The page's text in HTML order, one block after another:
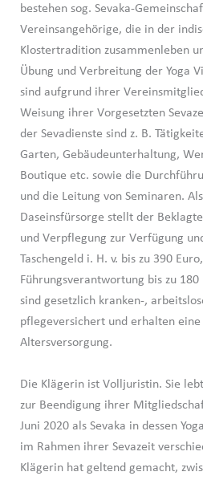
bestehen sog. Sevaka-
Vereinsangehörige, die in der
Klostertradition zusammenleben
Übung und Verbreitung der Yoga
sind aufgrund ihrer
Weisung ihrer Vorgesetzten
der Sevadienste sind z. B.
Garten, Gebäudeunterhaltung,
Boutique etc. sowie die
und die Leitung von Seminaren.
Daseinsfürsorge stellt der
und Verpflegung zur Verfügung
Taschengeld i. H. v. bis zu 390
Führungsverantwortung bis zu 180
sind gesetzlich kranken-,
pflegeversichert und erhalten eine
Altersversorgung.
Die Klägerin ist Volljuristin. Sie
zur Beendigung ihrer
Juni 2020 als Sevaka in dessen
im Rahmen ihrer Sevazeit
Klägerin hat geltend gemacht,